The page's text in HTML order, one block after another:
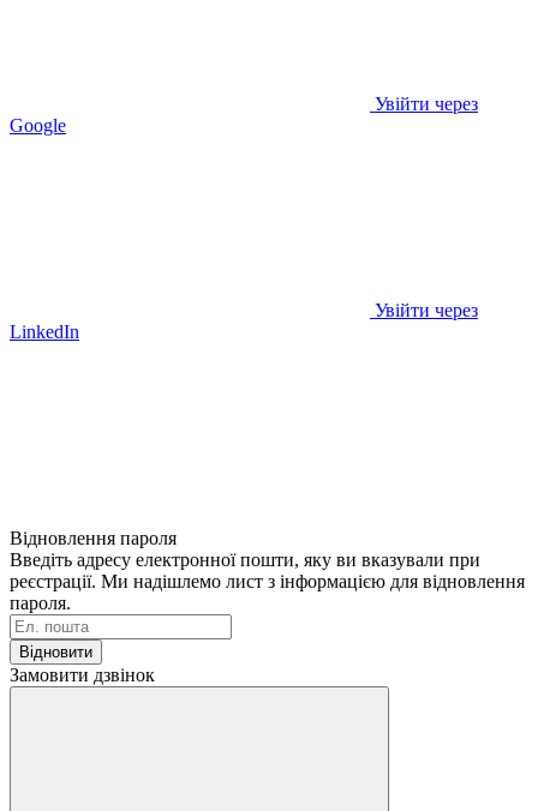
Увійти через
Google
Увійти через
LinkedIn
Відновлення пароля
Введіть адресу електронної пошти, яку ви вказували при
реєстрації. Ми надішлемо лист з інформацією для відновлення
пароля.
Відновити
Замовити дзвінок